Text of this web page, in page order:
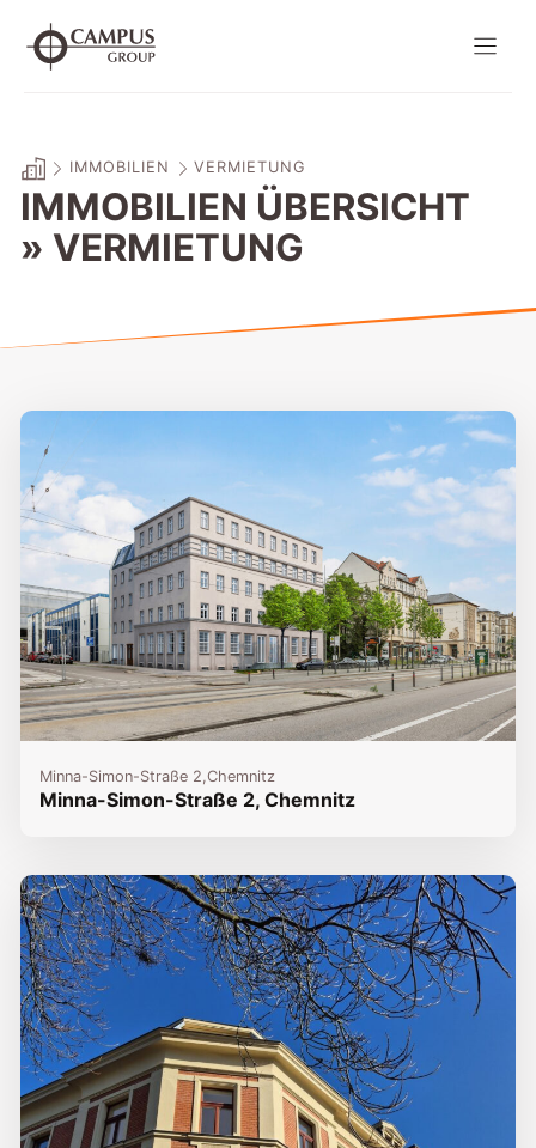
Inhalt
springen
IMMOBILIEN VERMIETUNG
IMMOBILIEN ÜBERSICHT
» VERMIETUNG
Minna-Simon-Straße 2,Chemnitz
Minna-Simon-Straße 2, Chemnitz